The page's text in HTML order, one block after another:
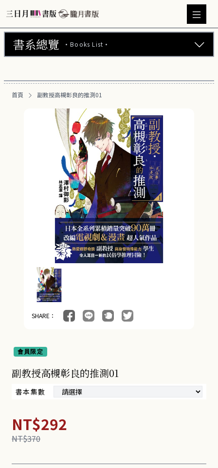
書系總覽 ·Books List·
朧月書版 (275)
漫畫 (56)
周邊商品 (260)
首頁 副教授高槻彰良的推測01
SHARE：
會員限定
副教授高槻彰良的推測01
書本集數
NT$292
NT$370